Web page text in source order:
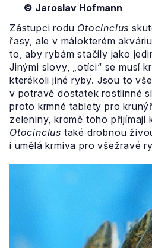
© Jaroslav Hofmann
Zástupci rodu Otocinclus
řasy, ale v málokterém
to, aby rybám stačily jako
Jinými slovy, „otíci“ se musí
kterékoli jiné ryby. Jsou to
v potravě dostatek rostlinné
proto krmné tablety pro
zeleniny, kromě toho přijímají
Otocinclus také drobnou
i umělá krmiva pro všežravé